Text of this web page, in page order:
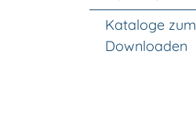
Kataloge zum
Downloaden